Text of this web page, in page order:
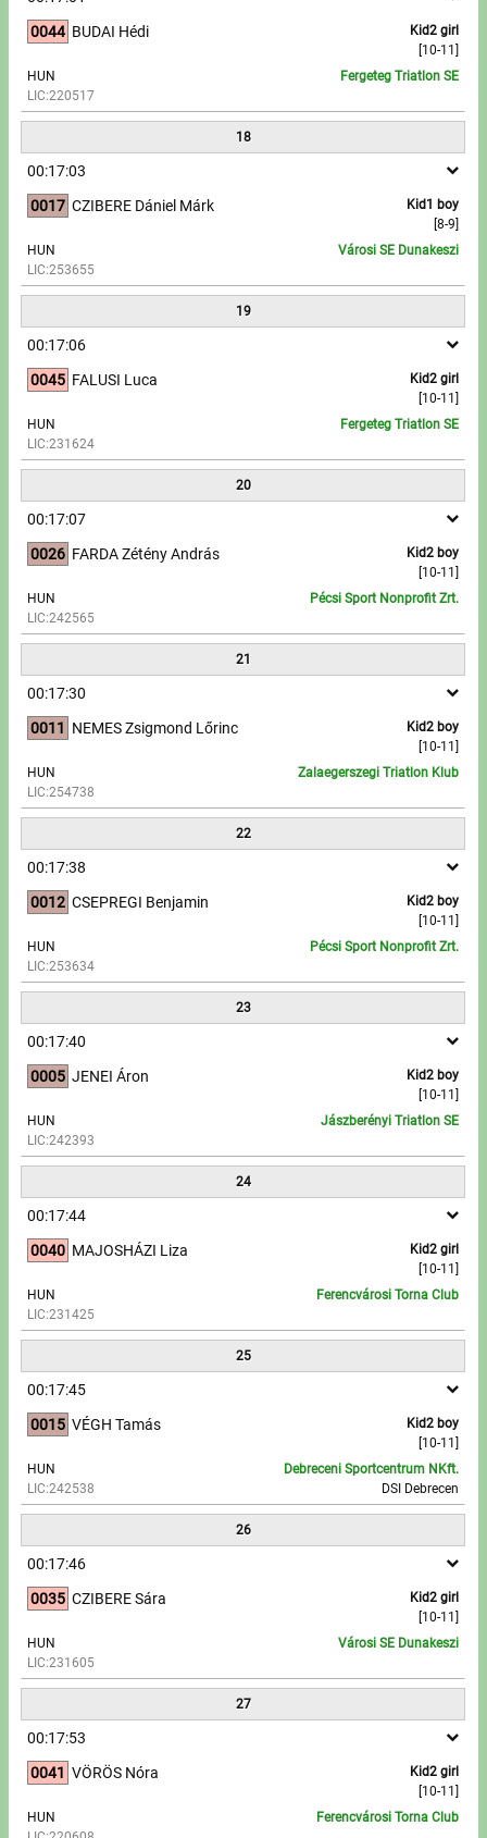
0044
Kid2 girl
[10-11]
BUDAI Hédi
HUN
LIC:220517
Fergeteg Triatlon SE
18
00:17:03
0017
Kid1 boy
[8-9]
CZIBERE Dániel Márk
HUN
LIC:253655
Városi SE Dunakeszi
19
00:17:06
0045
Kid2 girl
[10-11]
FALUSI Luca
HUN
LIC:231624
Fergeteg Triatlon SE
20
00:17:07
0026
Kid2 boy
[10-11]
FARDA Zétény András
HUN
LIC:242565
Pécsi Sport Nonprofit Zrt.
21
00:17:30
0011
Kid2 boy
[10-11]
NEMES Zsigmond Lőrinc
HUN
LIC:254738
Zalaegerszegi Triatlon Klub
22
00:17:38
0012
Kid2 boy
[10-11]
CSEPREGI Benjamin
HUN
LIC:253634
Pécsi Sport Nonprofit Zrt.
23
00:17:40
0005
Kid2 boy
[10-11]
JENEI Áron
HUN
LIC:242393
Jászberényi Triatlon SE
24
00:17:44
0040
Kid2 girl
[10-11]
MAJOSHÁZI Liza
HUN
LIC:231425
Ferencvárosi Torna Club
25
00:17:45
0015
Kid2 boy
[10-11]
VÉGH Tamás
HUN
LIC:242538
Debreceni Sportcentrum NKft.
DSI Debrecen
26
00:17:46
0035
Kid2 girl
[10-11]
CZIBERE Sára
HUN
LIC:231605
Városi SE Dunakeszi
27
00:17:53
0041
Kid2 girl
[10-11]
VÖRÖS Nóra
HUN
Ferencvárosi Torna Club